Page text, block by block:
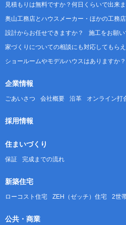
見積もりは無料ですか？何日くらいで出来
奥山工務店とハウスメーカー・ほかの工務
設計からお任せできますか？
施工をお願
家づくりについての相談にも対応してもら
ショールームやモデルハウスはありますか？
企業情報
ごあいさつ 会社概要 沿革 オンライン打
採用情報
住まいづくり
保証 完成までの流れ
新築住宅
ローコスト住宅 ZEH（ゼッチ）住宅 2世
公共・商業